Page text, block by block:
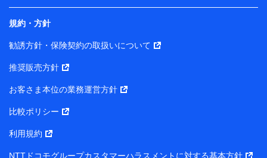
月11日以降、一度もdポイントクラブ会員であったこと
がないお客さまに限る）に関する、2019年12月10日以
に限って共同利用します。
との間で、以下のとおり個人データを共同利用しま
【共同して利用される利用データの項目】
プがサービス提供等を通じて取得した、以下の情報など
規約・方針
勧誘方針・保険契約の取扱いについて
推奨販売方針
お客さま本位の業務運営方針
比較ポリシー
利用規約
NTTドコモグループカスタマーハラスメントに対する基本方針